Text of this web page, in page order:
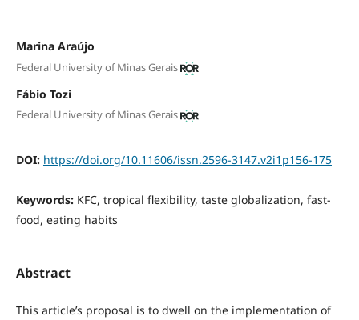
Marina Araújo
Federal University of Minas Gerais
Fábio Tozi
Federal University of Minas Gerais
DOI: https://doi.org/10.11606/issn.2596-3147.v2i1p156-175
Keywords: KFC, tropical flexibility, taste globalization, fast-
food, eating habits
Abstract
This article’s proposal is to dwell on the implementation of